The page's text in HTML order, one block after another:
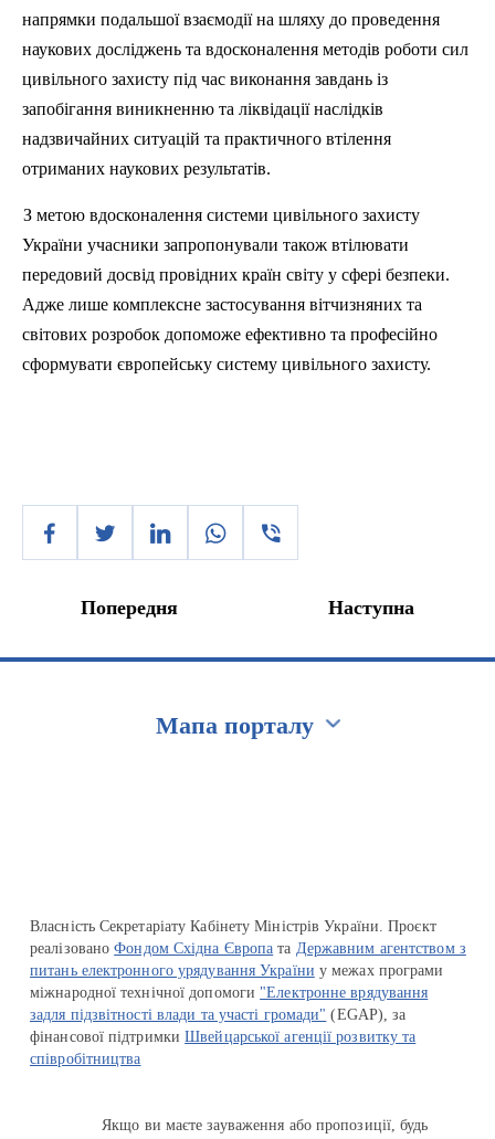
напрямки подальшої взаємодіїна шляху до проведення
наукових досліджень та вдосконалення методів роботи сил
цивільного захисту під час виконання завдань із
запобігання виникненню та ліквідації наслідків
надзвичайних ситуацій та практичного втілення
отриманих наукових результатів.
З метою вдосконалення системи цивільного захисту
України учасники запропонували також втілювати
передовий досвід провідних країн світу у сфері безпеки.
Адже лише комплексне застосування вітчизняних та
світових розробок допоможе ефективно та професійно
сформувати європейську систему цивільного захисту.
Попередня Наступна
Мапа порталу
Власність Секретаріату Кабінету Міністрів України. Проєкт
реалізованоФондом Східна Європа та Державним агентством з
питань електронного урядування України у межах програми
міжнародної технічної допомоги "Електронне врядування
задля підзвітності влади та участі громади" (EGAP), за
фінансової підтримкиШвейцарської агенції розвитку та
співробітництва
Якщо ви маєте зауваження або пропозиції, будь